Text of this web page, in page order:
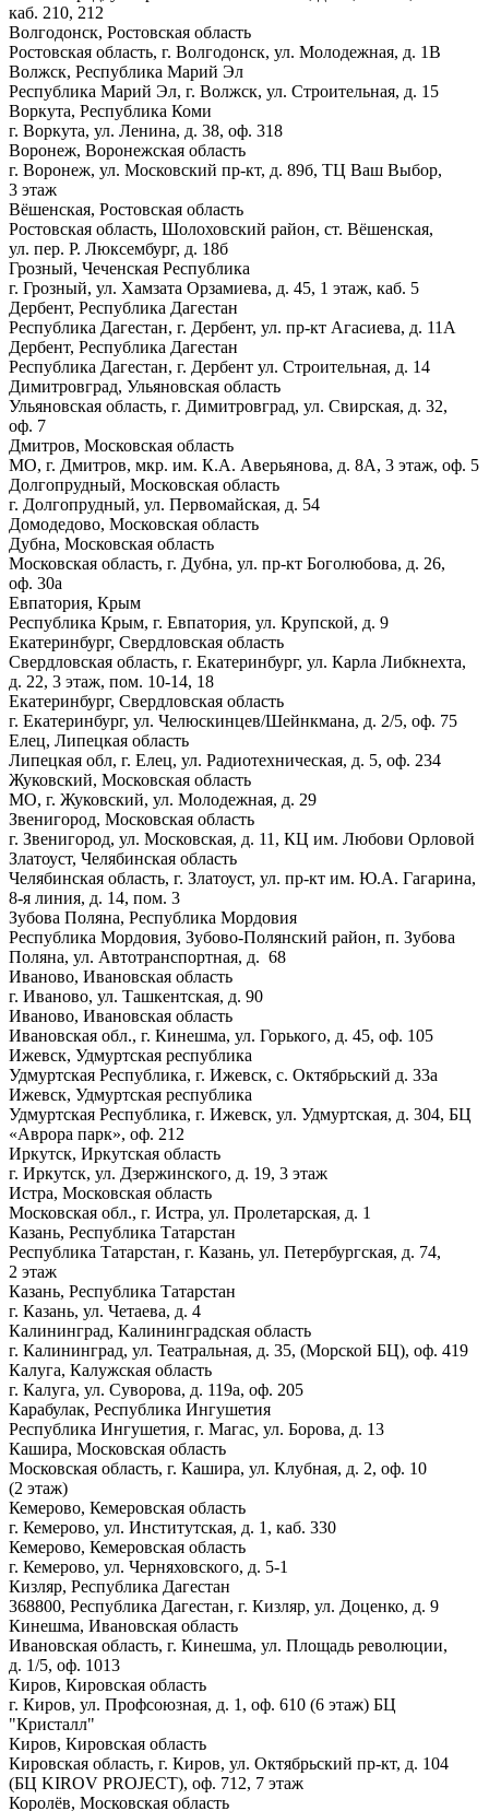
каб. 210, 212
Волгодонск, Ростовская область
Ростовская область, г. Волгодонск, ул. Молодежная, д. 1В
Волжск, Республика Марий Эл
Республика Марий Эл, г. Волжск, ул. Строительная, д. 15
Воркута, Республика Коми
г. Воркута, ул. Ленина, д. 38, оф. 318
Воронеж, Воронежская область
г. Воронеж, ул. Московский пр-кт, д. 89б, ТЦ Ваш Выбор,
3 этаж
Вёшенская, Ростовская область
Ростовская область, Шолоховский район, ст. Вёшенская,
ул. пер. Р. Люксембург, д. 18б
Грозный, Чеченская Республика
г. Грозный, ул. Хамзата Орзамиева, д. 45, 1 этаж, каб. 5
Дербент, Республика Дагестан
Республика Дагестан, г. Дербент, ул. пр-кт Агасиева, д. 11А
Дербент, Республика Дагестан
Республика Дагестан, г. Дербент ул. Строительная, д. 14
Димитровград, Ульяновская область
Ульяновская область, г. Димитровград, ул. Свирская, д. 32,
оф. 7
Дмитров, Московская область
МО, г. Дмитров, мкр. им. К.А. Аверьянова, д. 8А, 3 этаж, оф. 5
Долгопрудный, Московская область
г. Долгопрудный, ул. Первомайская, д. 54
Домодедово, Московская область
Дубна, Московская область
Московская область, г. Дубна, ул. пр-кт Боголюбова, д. 26,
оф. 30а
Евпатория, Крым
Республика Крым, г. Евпатория, ул. Крупской, д. 9
Екатеринбург, Свердловская область
Свердловская область, г. Екатеринбург, ул. Карла Либкнехта,
д. 22, 3 этаж, пом. 10-14, 18
Екатеринбург, Свердловская область
г. Екатеринбург, ул. Челюскинцев/Шейнкмана, д. 2/5, оф. 75
Елец, Липецкая область
Липецкая обл, г. Елец, ул. Радиотехническая, д. 5, оф. 234
Жуковский, Московская область
МО, г. Жуковский, ул. Молодежная, д. 29
Звенигород, Московская область
г. Звенигород, ул. Московская, д. 11, КЦ им. Любови Орловой
Златоуст, Челябинская область
Челябинская область, г. Златоуст, ул. пр-кт им. Ю.А. Гагарина,
8-я линия, д. 14, пом. 3
Зубова Поляна, Республика Мордовия
Республика Мордовия, Зубово-Полянский район, п. Зубова
Поляна, ул. Автотранспортная, д. 68
Иваново, Ивановская область
г. Иваново, ул. Ташкентская, д. 90
Иваново, Ивановская область
Ивановская обл., г. Кинешма, ул. Горького, д. 45, оф. 105
Ижевск, Удмуртская республика
Удмуртская Республика, г. Ижевск, с. Октябрьский д. 33а
Ижевск, Удмуртская республика
Удмуртская Республика, г. Ижевск, ул. Удмуртская, д. 304, БЦ
«Аврора парк», оф. 212
Иркутск, Иркутская область
г. Иркутск, ул. Дзержинского, д. 19, 3 этаж
Истра, Московская область
Московская обл., г. Истра, ул. Пролетарская, д. 1
Казань, Республика Татарстан
Республика Татарстан, г. Казань, ул. Петербургская, д. 74,
2 этаж
Казань, Республика Татарстан
г. Казань, ул. Четаева, д. 4
Калининград, Калининградская область
г. Калининград, ул. Театральная, д. 35, (Морской БЦ), оф. 419
Калуга, Калужская область
г. Калуга, ул. Суворова, д. 119а, оф. 205
Карабулак, Республика Ингушетия
Республика Ингушетия, г. Магас, ул. Борова, д. 13
Кашира, Московская область
Московская область, г. Кашира, ул. Клубная, д. 2, оф. 10
(2 этаж)
Кемерово, Кемеровская область
г. Кемерово, ул. Институтская, д. 1, каб. 330
Кемерово, Кемеровская область
г. Кемерово, ул. Черняховского, д. 5-1
Кизляр, Республика Дагестан
368800, Республика Дагестан, г. Кизляр, ул. Доценко, д. 9
Кинешма, Ивановская область
Ивановская область, г. Кинешма, ул. Площадь революции,
д. 1/5, оф. 1013
Киров, Кировская область
г. Киров, ул. Профсоюзная, д. 1, оф. 610 (6 этаж) БЦ
"Кристалл"
Киров, Кировская область
Кировская область, г. Киров, ул. Октябрьский пр-кт, д. 104
(БЦ KIROV PROJECT), оф. 712, 7 этаж
Королёв, Московская область